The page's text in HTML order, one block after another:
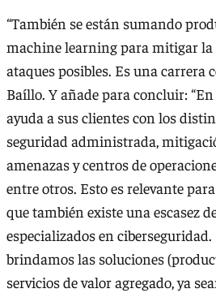
“También se están sumando
machine learning para mitigar la
ataques posibles. Es una carrera
Baíllo. Y añade para concluir:
ayuda a sus clientes con los
seguridad administrada,
amenazas y centros de
entre otros. Esto es relevante
que también existe una escasez
especializados en
brindamos las soluciones
servicios de valor agregado, ya